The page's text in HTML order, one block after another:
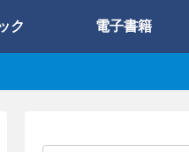
ク 電子書籍